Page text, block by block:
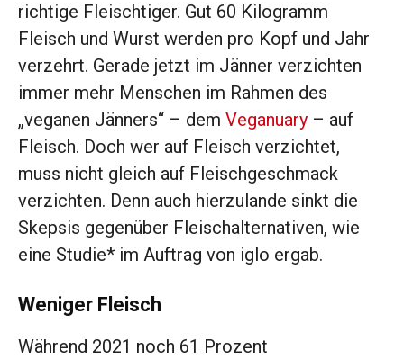
richtige Fleischtiger. Gut 60 Kilogramm
Fleisch und Wurst werden pro Kopf und Jahr
verzehrt. Gerade jetzt im Jänner verzichten
immer mehr Menschen im Rahmen des
„veganen Jänners“ – dem Veganuary – auf
Fleisch. Doch wer auf Fleisch verzichtet,
muss nicht gleich auf Fleischgeschmack
verzichten. Denn auch hierzulande sinkt die
Skepsis gegenüber Fleischalternativen, wie
eine Studie* im Auftrag von iglo ergab.
Weniger Fleisch
Während 2021 noch 61 Prozent